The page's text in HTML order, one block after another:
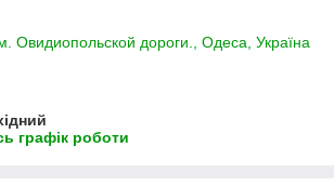
Овидиопольской дороги., Одеса, Україна
графік роботи